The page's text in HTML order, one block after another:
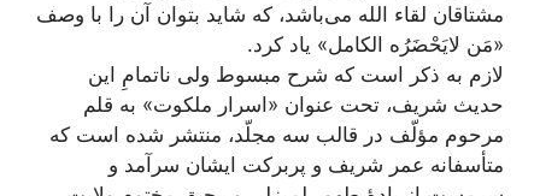
مشتاقان لقاء الله می‌باشد، که شاید بتوان آن را با وصف
«مَن لایَحْضَرُه الکامل» یاد کرد.
لازم به ذکر است که شرح مبسوط ولی ناتمامِ این
حدیث شریف، تحت عنوان «اسرار ملکوت» به قلم
مرحوم‌ مؤلّف در قالب سه مجلّد، منتشر شده است که
متأسفانه عمر شریف و پربرکت ایشان سرآمد و